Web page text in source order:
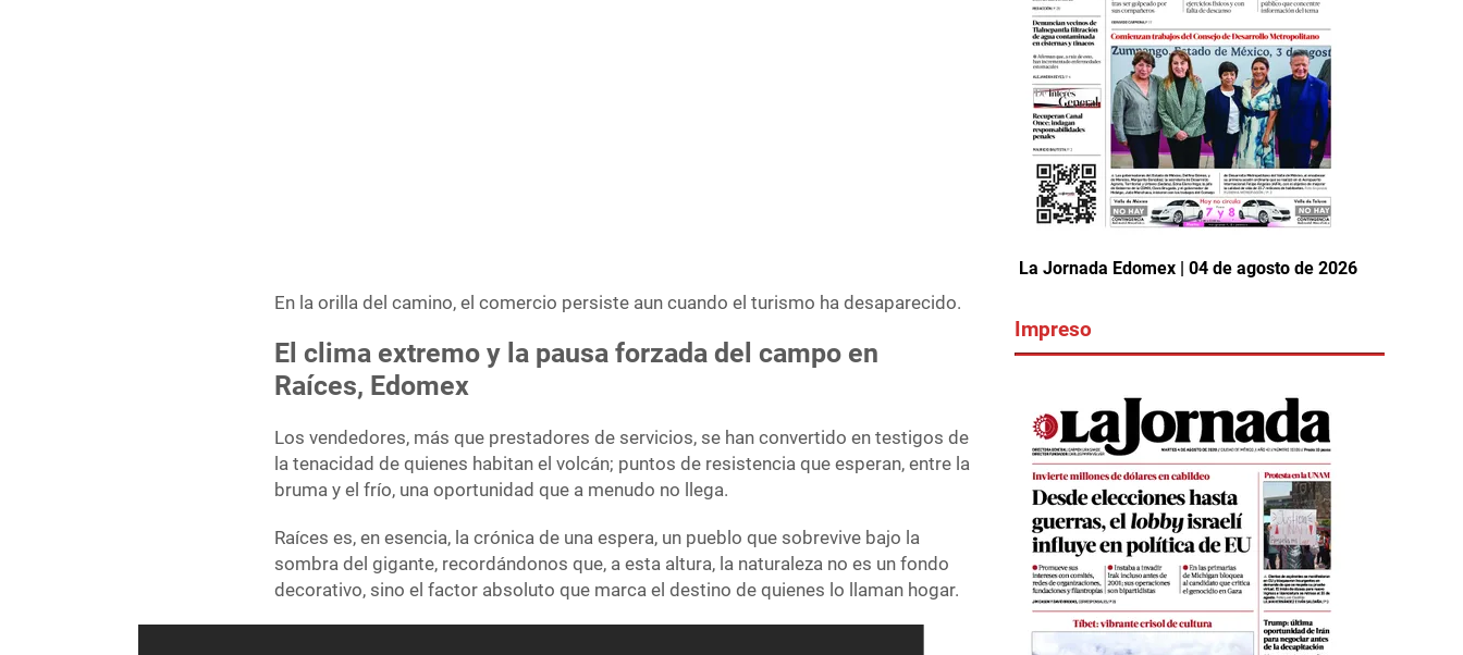
En la orilla del camino, el comercio persiste aun cuando el turismo ha desaparecido.
El clima extremo y la pausa forzada del campo en
Raíces, Edomex
Los vendedores, más que prestadores de servicios, se han convertido en testigos de
la tenacidad de quienes habitan el volcán; puntos de resistencia que esperan, entre la
bruma y el frío, una oportunidad que a menudo no llega.
​Raíces es, en esencia, la crónica de una espera, un pueblo que sobrevive bajo la
sombra del gigante, recordándonos que, a esta altura, la naturaleza no es un fondo
decorativo, sino el factor absoluto que marca el destino de quienes lo llaman hogar.
La Jornada Edomex | 04 de agosto de 2026
Impreso